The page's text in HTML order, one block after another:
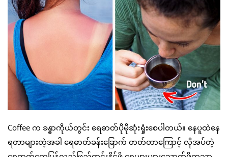
Coffee က ခန္ဓာကိုယ်တွင်း ရေဓာတ်ပိုမိုဆုံးရှုံးစေပါတယ်။ နေပူထဲနေ
ရတာများတဲ့အခါ ရေဓာတ်ခန်းခြောက် တတ်တာကြောင့် လိုအပ်တဲ့